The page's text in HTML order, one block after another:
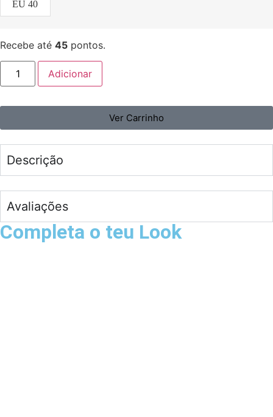
EU 40
Recebe até 45 pontos.
Adicionar
Ver Carrinho
Descrição
Avaliações
Completa o teu Look